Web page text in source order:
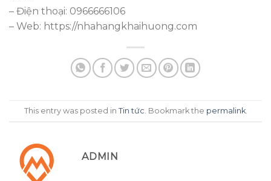
– Điện thoại: 0966666106
– Web: https://nhahangkhaihuong.com
This entry was posted in Tin tức . Bookmark the permalink.
ADMIN